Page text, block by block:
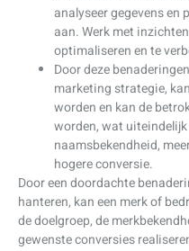
analyseer gegevens en
aan. Werk met
optimaliseren en te
Door deze
marketing strategie,
worden en kan de
worden, wat
naamsbekendheid,
hogere conversie.
Door een doordachte
hanteren, kan een merk of
de doelgroep, de
gewenste conversies